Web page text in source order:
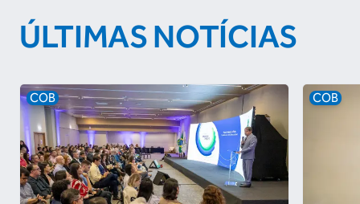
ÚLTIMAS NOTÍCIAS
COB COB